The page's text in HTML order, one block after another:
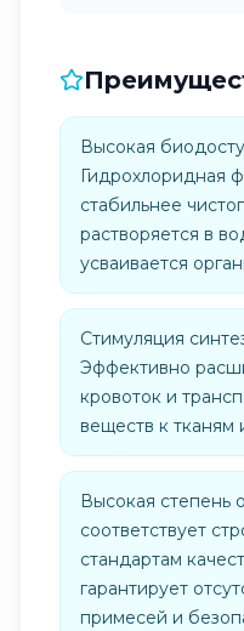
Высокая
Гидрохлоридная
стабильнее
растворяется в
усваивается
Стимуляция
Эффективно
кровоток и
веществ к тканям
Высокая степень
соответствует
стандартам
гарантирует
примесей и